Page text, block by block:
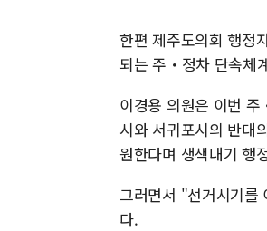
한편 제주도의회 행정
되는 주・정차 단속체
이경용 의원은 이번
시와 서귀포시의 반대
원한다며 생색내기 행
그러면서 "선거시기를
다.